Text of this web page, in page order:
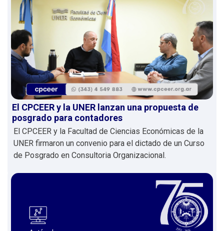
El CPCEER y la UNER lanzan una propuesta de
posgrado para contadores
El CPCEER y la Facultad de Ciencias Económicas de la
UNER firmaron un convenio para el dictado de un Curso
de Posgrado en Consultoria Organizacional.